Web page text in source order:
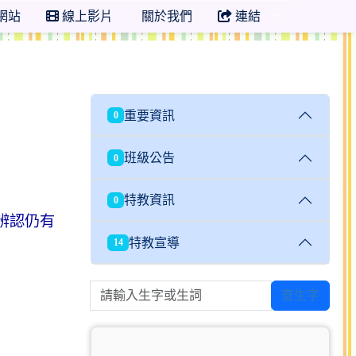
站 線上影片 關於我們 連結
認仍有
0 重要資訊
0 班級公告
0 特教資訊
14 特教宣導
請輸入生字或生詞 查生字